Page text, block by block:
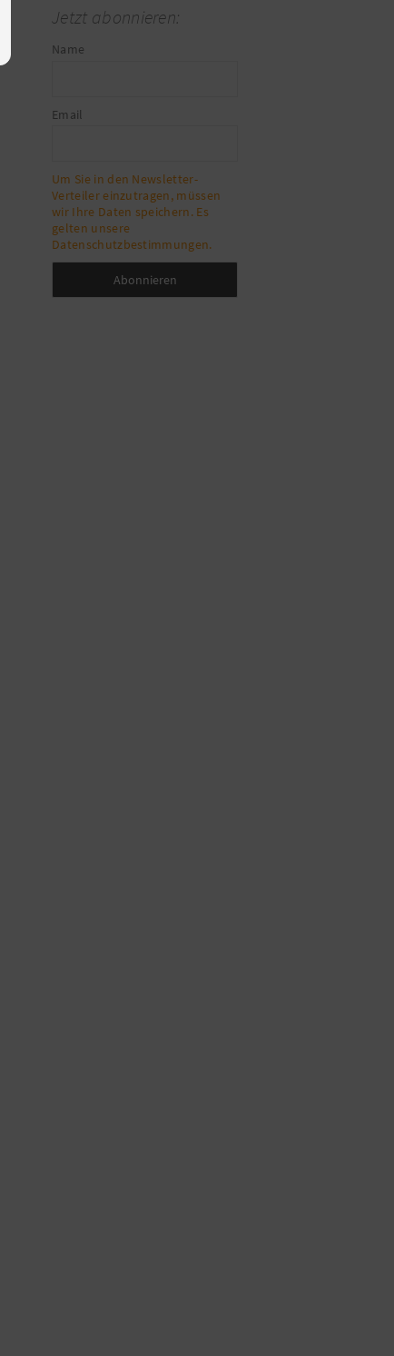
Jetzt abonnieren:
Name
Email
Um Sie in den Newsletter-
Verteiler einzutragen, müssen
wir Ihre Daten speichern. Es
gelten unsere
Datenschutzbestimmungen.